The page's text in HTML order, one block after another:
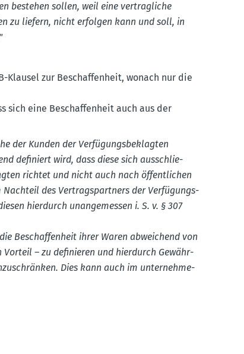
bestehen sollen, weil eine vertrag­liche
zu liefern, nicht erfolgen kann und soll, in
Klausel zur Beschaf­fenheit, wonach nur die
sich eine Beschaf­fenheit auch aus der
der Kunden der Verfü­gungs­be­klagten
definiert wird, dass diese sich ausschlie­
richtet und nicht auch nach öffent­lichen
Nachteil des Vertrags­partners der Verfü­gungs­
hierdurch unange­messen i. S. v. § 307
Beschaf­fenheit ihrer Waren abwei­chend von
Vorteil – zu definieren und hierdurch Gewähr­
Dies kann auch im unter­neh­me­